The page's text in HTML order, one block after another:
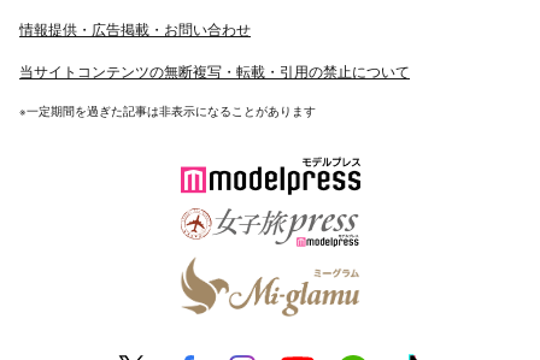
情報提供・広告掲載・お問い合わせ
当サイトコンテンツの無断複写・転載・引用の禁止について
※一定期間を過ぎた記事は非表示になることがあります